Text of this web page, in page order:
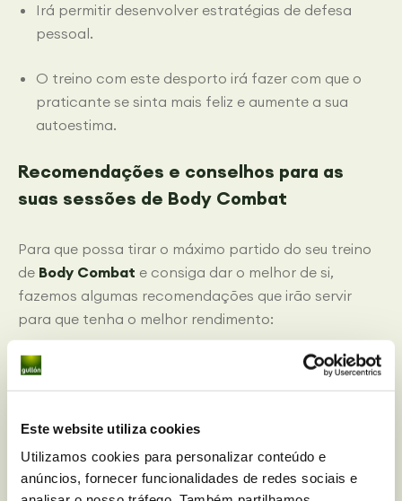
Este website utiliza cookies
Utilizamos cookies para personalizar conteúdo e
anúncios, fornecer funcionalidades de redes sociais e
Irá permitir desenvolver estratégias de defesa
pessoal.
O treino com este desporto irá fazer com que o
praticante se sinta mais feliz e aumente a sua
autoestima.
Recomendações e conselhos para as
suas sessões de Body Combat
Para que possa tirar o máximo partido do seu treino
de Body Combat e consiga dar o melhor de si,
fazemos algumas recomendações que irão servir
para que tenha o melhor rendimento:
– Não desespere
coreografia e veja em seu redor pessoas que
acompanham o ritmo da música sem qualquer
problema. Não se esqueça que todas essas pessoas